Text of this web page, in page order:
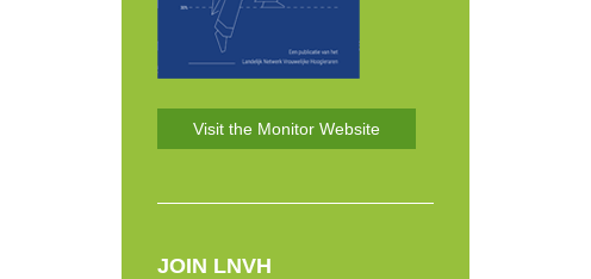
Visit the Monitor Website
JOIN LNVH